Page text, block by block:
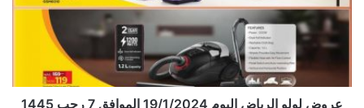
عروض لولو الرياض اليوم 19/1/2024 الموافق 7 رجب 1445